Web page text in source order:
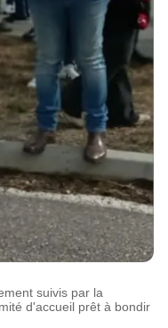
suivis par la
d'accueil prêt à bondir